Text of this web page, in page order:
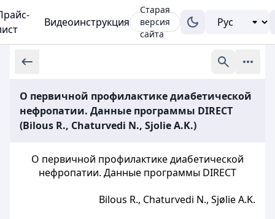
Видеоинструкция
Старая
версия
сайта
О первичной профилактике диабетической
нефропатии. Данные программы DIRECT
(Bilous R., Chaturvedi N., Sjolie A.K.)
О первичной профилактике диабетической
нефропатии. Данные программы DIRECT
Bilous R., Chaturvedi N., Sjølie A.K.